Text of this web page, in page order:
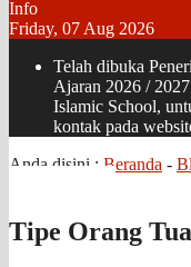
Info
Friday, 07 Aug 2026
Telah dibuka
Ajaran 2026 /
Islamic School,
kontak pada
Anda disini : Beranda -
Tipe Orang